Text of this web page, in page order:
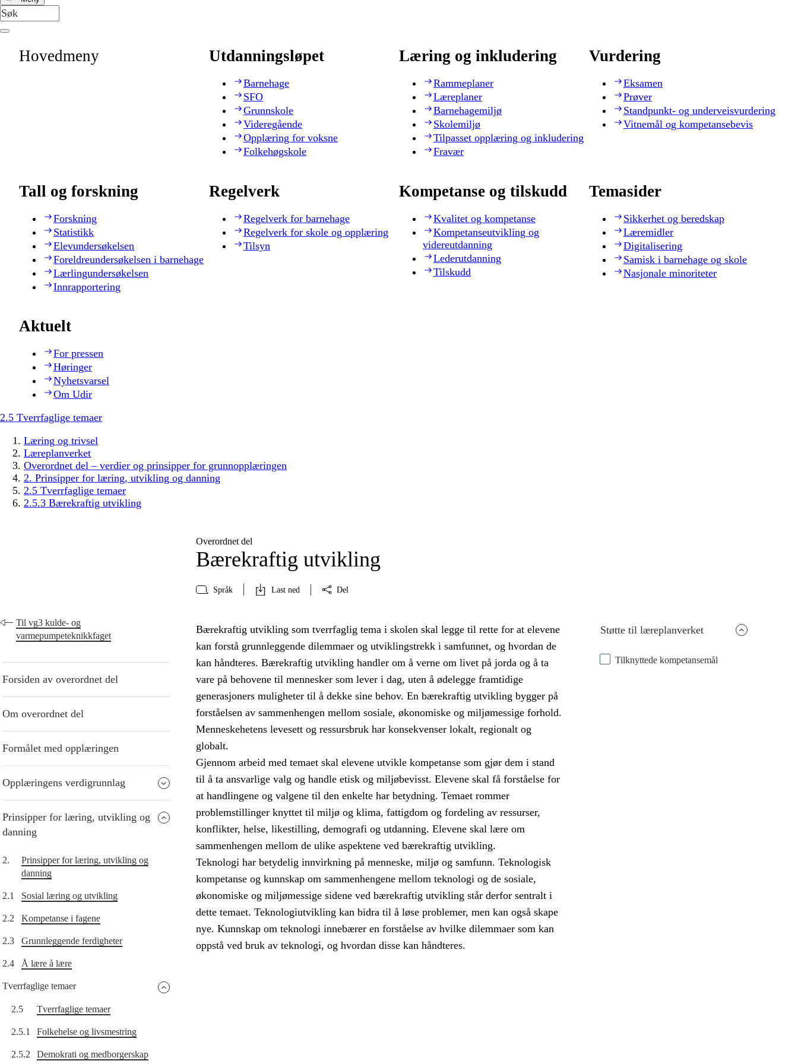
Hovedmeny Utdanningsløpet
Barnehage
SFO
Grunnskole
Videregående
Opplæring for voksne
Folkehøgskole
Læring og inkludering
Rammeplaner
Læreplaner
Barnehagemiljø
Skolemiljø
Tilpasset opplæring og inkludering
Fravær
Vurdering
Eksamen
Prøver
Standpunkt- og underveisvurdering
Vitnemål og kompetansebevis
Tall og forskning
Forskning
Statistikk
Elevundersøkelsen
Foreldreundersøkelsen i barnehage
Lærlingundersøkelsen
Innrapportering
Regelverk
Regelverk for barnehage
Regelverk for skole og opplæring
Tilsyn
Kompetanse og tilskudd
Kvalitet og kompetanse
Kompetanseutvikling og
videreutdanning
Lederutdanning
Tilskudd
Temasider
Sikkerhet og beredskap
Læremidler
Digitalisering
Samisk i barnehage og skole
Nasjonale minoriteter
Aktuelt
For pressen
Høringer
Nyhetsvarsel
Om Udir
2.5 Tverrfaglige temaer
Læring og trivsel
Læreplanverket
Overordnet del – verdier og prinsipper for grunnopplæringen
2. Prinsipper for læring, utvikling og danning
2.5 Tverrfaglige temaer
2.5.3 Bærekraftig utvikling
Overordnet del
Bærekraftig utvikling
Språk Last ned Del
Til vg3 kulde- og
varmepumpeteknikkfaget
Forsiden av overordnet del
Om overordnet del
Formålet med opplæringen
Opplæringens verdigrunnlag
Prinsipper for læring, utvikling og
danning
2.
Prinsipper for læring, utvikling og
danning
2.1 Sosial læring og utvikling
2.2 Kompetanse i fagene
2.3 Grunnleggende ferdigheter
2.4 Å lære å lære
Tverrfaglige temaer
2.5 Tverrfaglige temaer
2.5.1 Folkehelse og livsmestring
2.5.2 Demokrati og medborgerskap
Støtte til læreplanverket
Tilknyttede kompetansemål
Bærekraftig utvikling som tverrfaglig tema i skolen skal legge til rette for at elevene
kan forstå grunnleggende dilemmaer og utviklingstrekk i samfunnet, og hvordan de
kan håndteres. Bærekraftig utvikling handler om å verne om livet på jorda og å ta
vare på behovene til mennesker som lever i dag, uten å ødelegge framtidige
generasjoners muligheter til å dekke sine behov. En bærekraftig utvikling bygger på
forståelsen av sammenhengen mellom sosiale, økonomiske og miljømessige forhold.
Menneskehetens levesett og ressursbruk har konsekvenser lokalt, regionalt og
globalt.
Gjennom arbeid med temaet skal elevene utvikle kompetanse som gjør dem i stand
til å ta ansvarlige valg og handle etisk og miljøbevisst. Elevene skal få forståelse for
at handlingene og valgene til den enkelte har betydning. Temaet rommer
problemstillinger knyttet til miljø og klima, fattigdom og fordeling av ressurser,
konflikter, helse, likestilling, demografi og utdanning. Elevene skal lære om
sammenhengen mellom de ulike aspektene ved bærekraftig utvikling.
Teknologi har betydelig innvirkning på menneske, miljø og samfunn. Teknologisk
kompetanse og kunnskap om sammenhengene mellom teknologi og de sosiale,
økonomiske og miljømessige sidene ved bærekraftig utvikling står derfor sentralt i
dette temaet. Teknologiutvikling kan bidra til å løse problemer, men kan også skape
nye. Kunnskap om teknologi innebærer en forståelse av hvilke dilemmaer som kan
oppstå ved bruk av teknologi, og hvordan disse kan håndteres.